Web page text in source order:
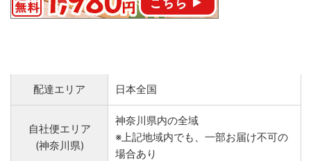
配達エリア 日本全国
自社便エリア
(神奈川県)
神奈川県内の全域
※上記地域内でも、一部お届け不可の
場合あり